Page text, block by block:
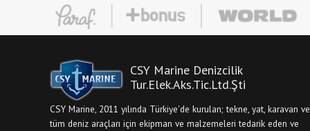
CSY Marine Denizcilik
Tur.Elek.Aks.Tic.Ltd.Şti
CSY Marine, 2011 yılında Türkiye'de kurulan; tekne, yat, karavan ve
tüm deniz araçları için ekipman ve malzemeleri tedarik eden ve